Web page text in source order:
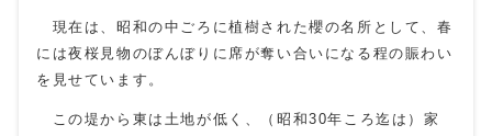
現在は、昭和の中ごろに植樹された櫻の名所として、春
には夜桜見物のぼんぼりに席が奪い合いになる程の賑わい
を見せています。
この堤から東は土地が低く、（昭和30年ころ迄は）家